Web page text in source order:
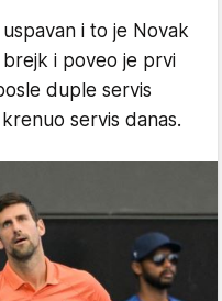
i to je Novak
brejk i poveo je prvi
duple servis
servis danas.